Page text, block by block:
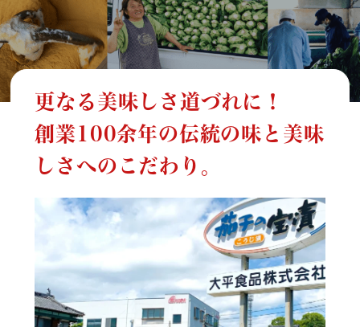
更なる美味しさ道づれに！
創業100余年の伝統の味と美味
しさへのこだわり。